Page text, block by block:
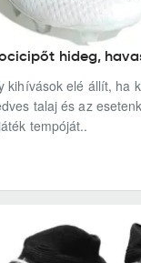
hideg,
kihívások elé állít, ha
talaj és az
tempóját..